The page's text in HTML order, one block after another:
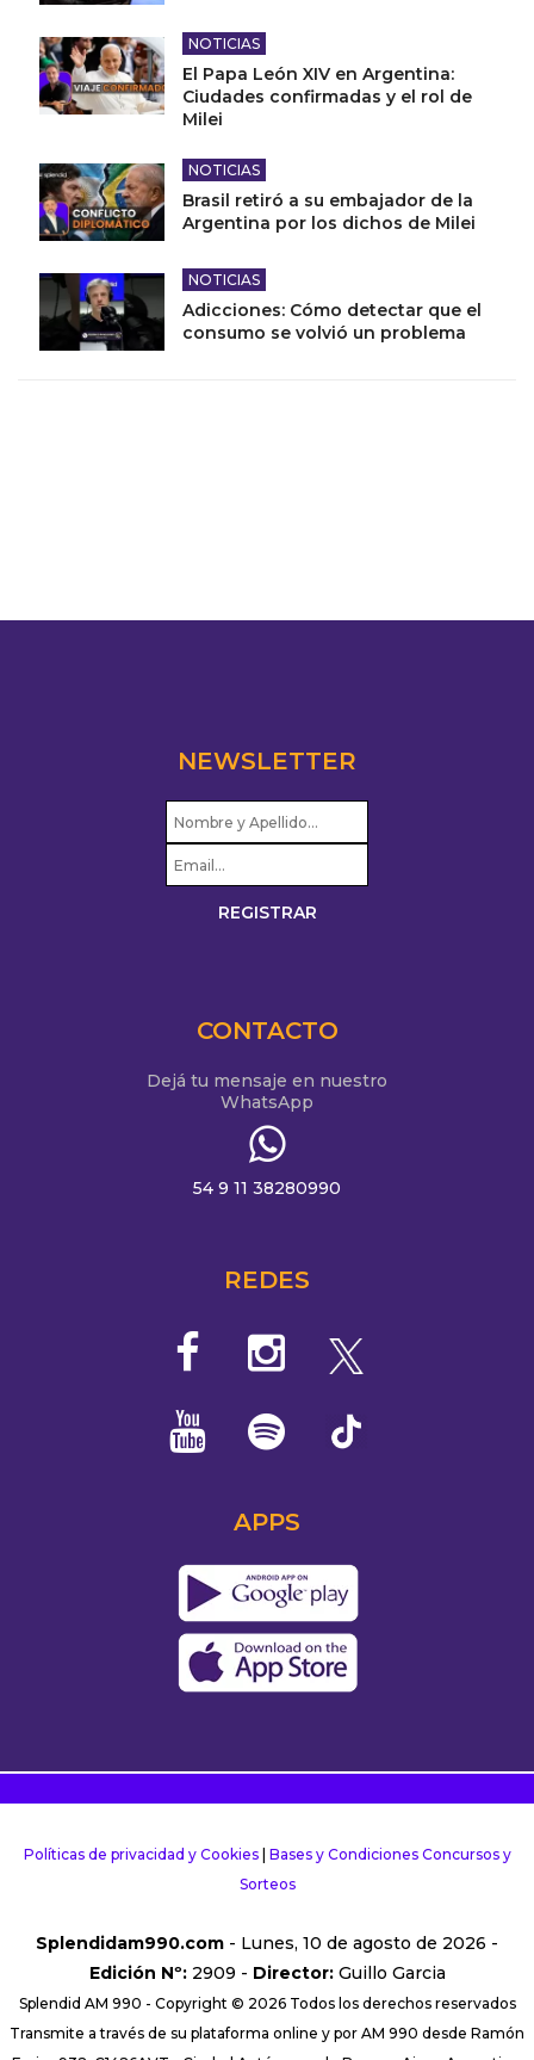
NOTICIAS
El Papa León XIV en Argentina:
Ciudades confirmadas y el rol de
Milei
NOTICIAS
Brasil retiró a su embajador de la
Argentina por los dichos de Milei
NOTICIAS
Adicciones: Cómo detectar que el
consumo se volvió un problema
NEWSLETTER
CONTACTO
Dejá tu mensaje en nuestro
WhatsApp
54 9 11 38280990
REDES
APPS
Políticas de privacidad y Cookies| Bases y Condiciones Concursos y
Sorteos
Splendidam990.com - Lunes, 10 de agosto de 2026 -
Edición Nº:2909 - Director:Guillo Garcia
Splendid AM 990 - Copyright © 2026 Todos los derechos reservados
Transmite a través de su plataforma online y por AM 990 desde Ramón